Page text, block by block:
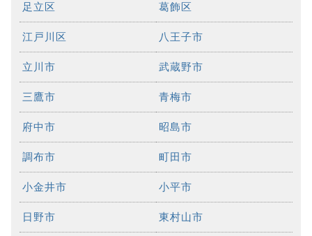
足立区 葛飾区
江戸川区 八王子市
立川市 武蔵野市
三鷹市 青梅市
府中市 昭島市
調布市 町田市
小金井市 小平市
日野市 東村山市